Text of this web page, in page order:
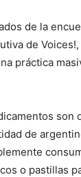
de la
de
práctica
son
de
o pastillas